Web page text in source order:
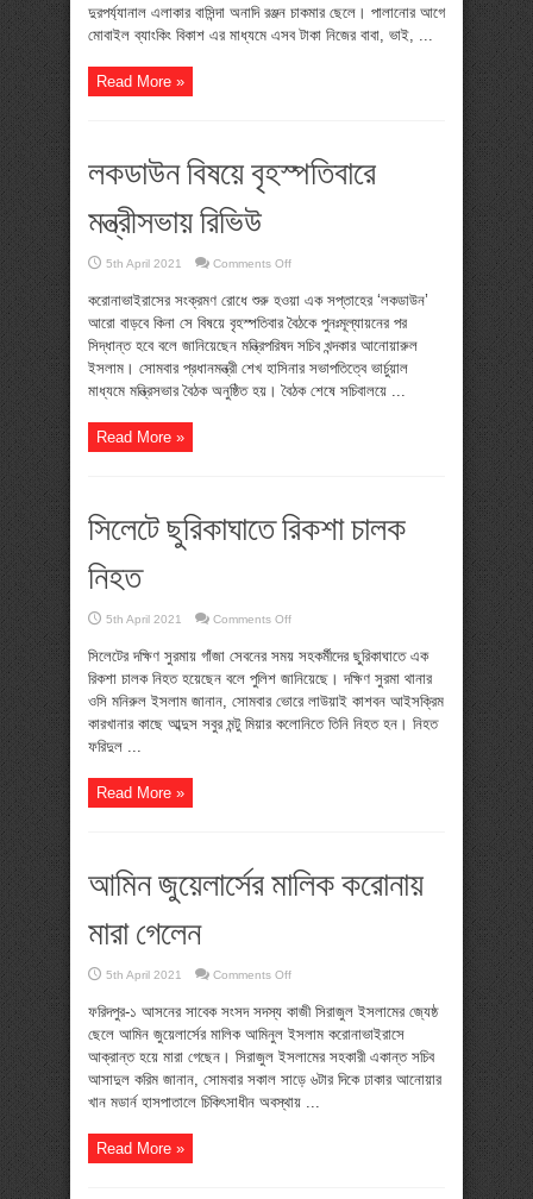
দুরপর্য্যানাল এলাকার বাসিন্দা অনাদি রঞ্জন চাকমার ছেলে। পালানোর আগে
মোবাইল ব্যাংকিং বিকাশ এর মাধ্যমে এসব টাকা নিজের বাবা, ভাই, ...
Read More »
লকডাউন বিষয়ে বৃহস্পতিবারে
মন্ত্রীসভায় রিভিউ
5th April 2021 Comments Offon
বৃহস্পতিবারে
মন্ত্রীসভায়
রিভিউ
করোনাভাইরাসের সংক্রমণ রোধে শুরু হওয়া এক সপ্তাহের ‘লকডাউন’
আরো বাড়বে কিনা সে বিষয়ে বৃহস্পতিবার বৈঠকে পুনঃমূল্যায়নের পর
সিদ্ধান্ত হবে বলে জানিয়েছেন মন্ত্রিপরিষদ সচিব খন্দকার আনোয়ারুল
ইসলাম। সোমবার প্রধানমন্ত্রী শেখ হাসিনার সভাপতিত্বে ভার্চুয়াল
মাধ্যমে মন্ত্রিসভার বৈঠক অনুষ্ঠিত হয়। বৈঠক শেষে সচিবালয়ে ...
Read More »
সিলেটে ছুরিকাঘাতে রিকশা চালক
নিহত
5th April 2021 Comments Offon
রিকশা
চালক
নিহত
সিলেটের দক্ষিণ সুরমায় গাঁজা সেবনের সময় সহকর্মীদের ছুরিকাঘাতে এক
রিকশা চালক নিহত হয়েছেন বলে পুলিশ জানিয়েছে। দক্ষিণ সুরমা থানার
ওসি মনিরুল ইসলাম জানান, সোমবার ভোরে লাউয়াই কাশবন আইসক্রিম
কারখানার কাছে আব্দুস সবুর মন্টু মিয়ার কলোনিতে তিনি নিহত হন। নিহত
ফরিদুল ...
Read More »
আমিন জুয়েলার্সের মালিক করোনায়
মারা গেলেন
5th April 2021 Comments Offon
মালিক
করোনায়
মারা
গেলেন
ফরিদপুর-১ আসনের সাবেক সংসদ সদস্য কাজী সিরাজুল ইসলামের জ্যেষ্ঠ
ছেলে আমিন জুয়েলার্সের মালিক আমিনুল ইসলাম করোনাভাইরাসে
আক্রান্ত হয়ে মারা গেছেন। সিরাজুল ইসলামের সহকারী একান্ত সচিব
আসাদুল করিম জানান, সোমবার সকাল সাড়ে ৬টার দিকে ঢাকার আনোয়ার
খান মডার্ন হাসপাতালে চিকিৎসাধীন অবস্থায় ...
Read More »